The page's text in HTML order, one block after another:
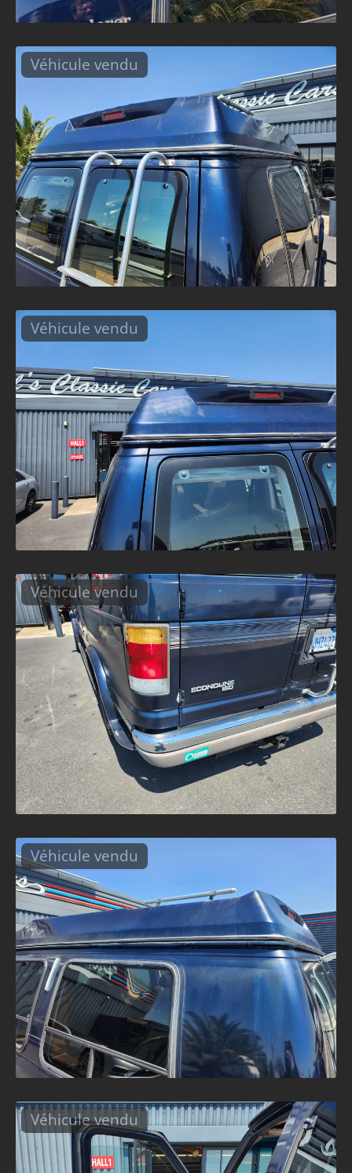
Véhicule vendu
Véhicule vendu
Véhicule vendu
Véhicule vendu
Véhicule vendu